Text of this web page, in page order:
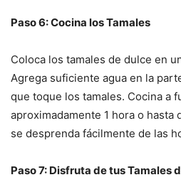
Paso 6: Cocina los Tamales
Coloca los tamales de dulce en
Agrega suficiente agua en la
que toque los tamales. Cocina a
aproximadamente 1 hora o hasta
se desprenda fácilmente de las
Paso 7: Disfruta de tus Tamales